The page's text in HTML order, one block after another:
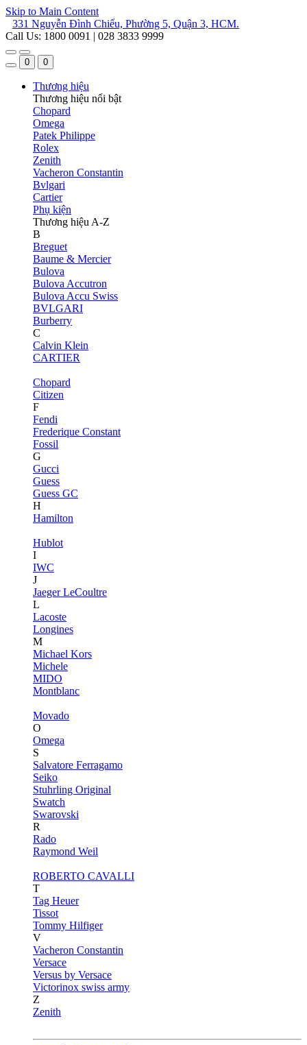
Skip to Main Content
331 Nguyễn Đình Chiểu, Phường 5, Quận 3, HCM.
Call Us: 1800 0091 | 028 3833 9999
0 0
Thương hiệu
Thương hiệu nổi bật
Chopard
Omega
Patek Philippe
Rolex
Zenith
Vacheron Constantin
Bvlgari
Cartier
Phụ kiện
Thương hiệu A-Z
B
Breguet
Baume & Mercier
Bulova
Bulova Accutron
Bulova Accu Swiss
BVLGARI
Burberry
C
Calvin Klein
CARTIER
Chopard
Citizen
F
Fendi
Frederique Constant
Fossil
G
Gucci
Guess
Guess GC
H
Hamilton
Hublot
I
IWC
J
Jaeger LeCoultre
L
Lacoste
Longines
M
Michael Kors
Michele
MIDO
Montblanc
Movado
O
Omega
S
Salvatore Ferragamo
Seiko
Stuhrling Original
Swatch
Swarovski
R
Rado
Raymond Weil
ROBERTO CAVALLI
T
Tag Heuer
Tissot
Tommy Hilfiger
V
Vacheron Constantin
Versace
Versus by Versace
Victorinox swiss army
Z
Zenith